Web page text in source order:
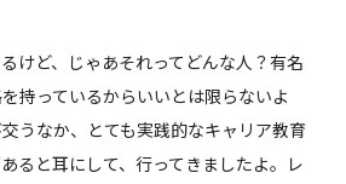
けど、じゃあそれってどんな人？有名
持っているからいいとは限らないよ
うなか、とても実践的なキャリア教育
ると耳にして、行ってきましたよ。レ